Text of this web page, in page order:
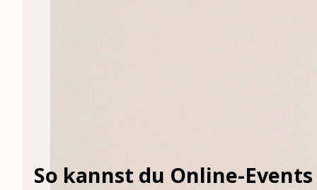
So kannst du Online-